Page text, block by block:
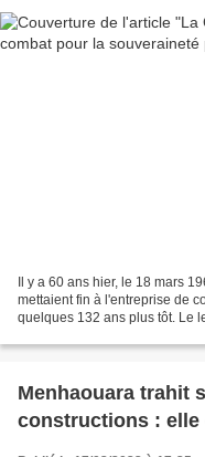
Il y a 60 ans hier, le 18 mars
mettaient fin à l'entreprise de
quelques 132 ans plus tôt. Le
Menhaouara trahit
constructions : elle